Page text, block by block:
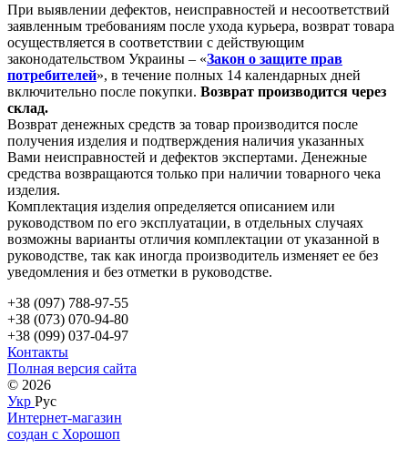
При выявлении дефектов, неисправностей и несоответствий
заявленным требованиям после ухода курьера, возврат товара
осуществляется в соответствии с действующим
законодательством Украины – «Закон о защите прав
потребителей», в течение полных 14 календарных дней
включительно после покупки. Возврат производится через
склад.
Возврат денежных средств за товар производится после
получения изделия и подтверждения наличия указанных
Вами неисправностей и дефектов экспертами. Денежные
средства возвращаются только при наличии товарного чека
изделия.
Комплектация изделия определяется описанием или
руководством по его эксплуатации, в отдельных случаях
возможны варианты отличия комплектации от указанной в
руководстве, так как иногда производитель изменяет ее без
уведомления и без отметки в руководстве.
+38 (097) 788-97-55
+38 (073) 070-94-80
+38 (099) 037-04-97
Контакты
Полная версия сайта
© 2026
Укр Рус
Интернет-магазин
создан с Хорошоп